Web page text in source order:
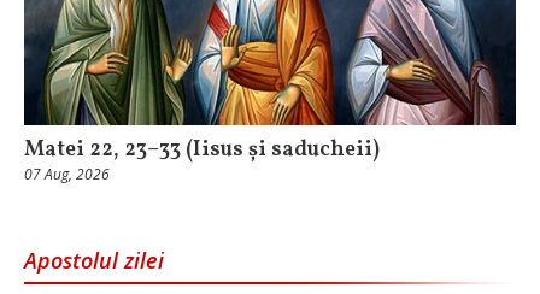
Matei 22, 23–33 (Iisus și saducheii)
07 Aug, 2026
Apostolul zilei